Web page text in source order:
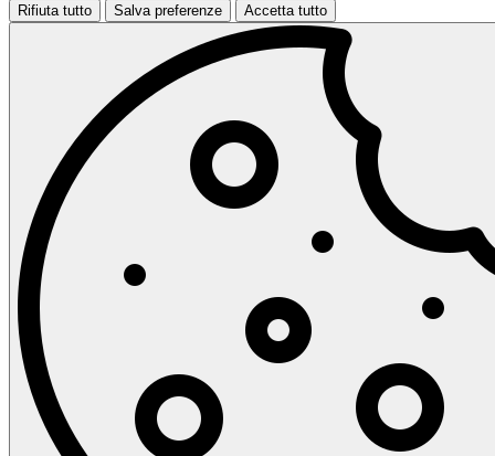
Rifiuta tutto Salva preferenze Accetta tutto